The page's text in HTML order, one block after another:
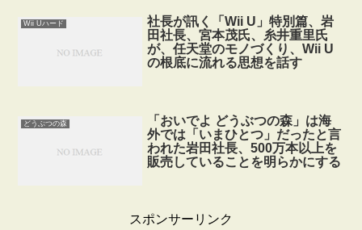
Wii Uハード
社長が訊く「Wii U」特別篇、岩
田社長、宮本茂氏、糸井重里氏
が、任天堂のモノづくり、Wii U
の根底に流れる思想を話す
どうぶつの森
「おいでよ どうぶつの森」は海
外では「いまひとつ」だったと言
われた岩田社長、500万本以上を
販売していることを明らかにする
スポンサーリンク